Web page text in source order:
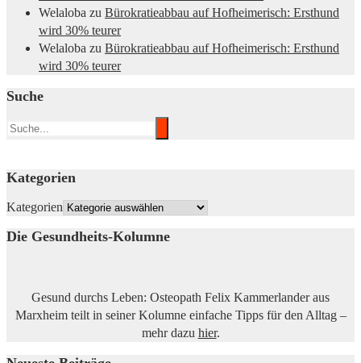
Welaloba zu Bürokratieabbau auf Hofheimerisch: Ersthund
wird 30% teurer
Welaloba zu Bürokratieabbau auf Hofheimerisch: Ersthund
wird 30% teurer
Suche
Kategorien
Kategorien
Die Gesundheits-Kolumne
Gesund durchs Leben: Osteopath Felix Kammerlander aus
Marxheim teilt in seiner Kolumne einfache Tipps für den Alltag –
mehr dazu hier.